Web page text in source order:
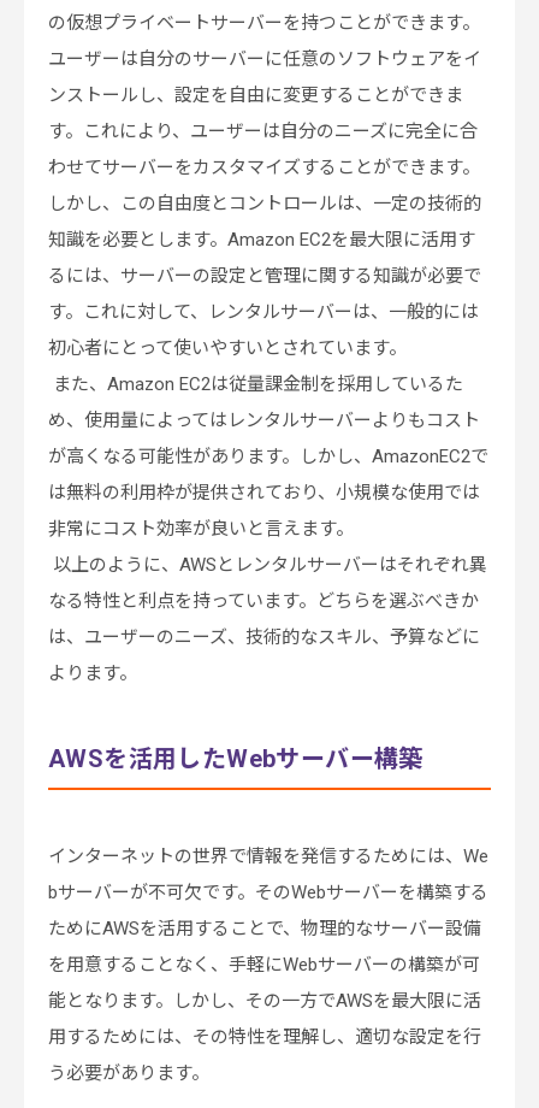
の仮想プライベートサーバーを持つことができます。
ユーザーは自分のサーバーに任意のソフトウェアをイ
ンストールし、設定を自由に変更することができま
す。これにより、ユーザーは自分のニーズに完全に合
わせてサーバーをカスタマイズすることができます。
しかし、この自由度とコントロールは、一定の技術的
知識を必要とします。Amazon EC2を最大限に活用す
るには、サーバーの設定と管理に関する知識が必要で
す。これに対して、レンタルサーバーは、一般的には
初心者にとって使いやすいとされています。
また、Amazon EC2は従量課金制を採用しているた
め、使用量によってはレンタルサーバーよりもコスト
が高くなる可能性があります。しかし、AmazonEC2で
は無料の利用枠が提供されており、小規模な使用では
非常にコスト効率が良いと言えます。
以上のように、AWSとレンタルサーバーはそれぞれ異
なる特性と利点を持っています。どちらを選ぶべきか
は、ユーザーのニーズ、技術的なスキル、予算などに
よります。
AWSを活用したWebサーバー構築
インターネットの世界で情報を発信するためには、We
bサーバーが不可欠です。そのWebサーバーを構築する
ためにAWSを活用することで、物理的なサーバー設備
を用意することなく、手軽にWebサーバーの構築が可
能となります。しかし、その一方でAWSを最大限に活
用するためには、その特性を理解し、適切な設定を行
う必要があります。